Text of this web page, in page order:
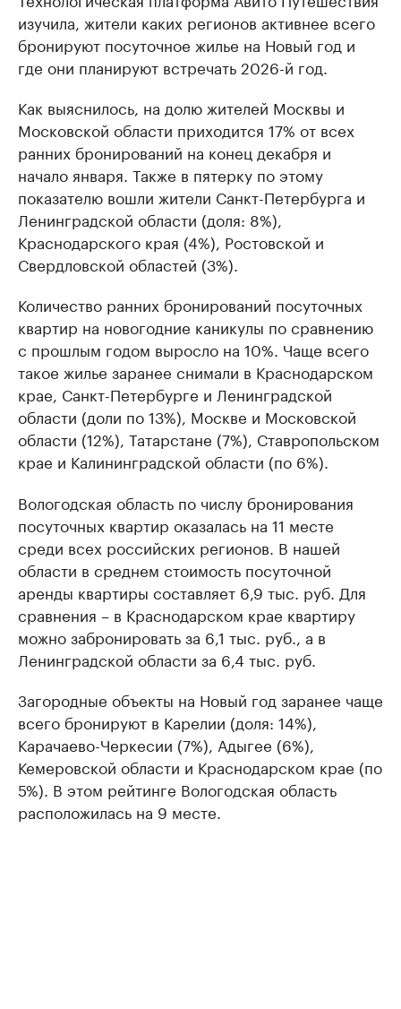
изучила, жители каких регионов активнее всего
бронируют посуточное жилье на Новый год и
где они планируют встречать 2026-й год.
Как выяснилось, на долю жителей Москвы и
Московской области приходится 17% от всех
ранних бронирований на конец декабря и
начало января. Также в пятерку по этому
показателю вошли жители Санкт-Петербурга и
Ленинградской области (доля: 8%),
Краснодарского края (4%), Ростовской и
Свердловской областей (3%).
Количество ранних бронирований посуточных
квартир на новогодние каникулы по сравнению
с прошлым годом выросло на 10%. Чаще всего
такое жилье заранее снимали в Краснодарском
крае, Санкт-Петербурге и Ленинградской
области (доли по 13%), Москве и Московской
области (12%), Татарстане (7%), Ставропольском
крае и Калининградской области (по 6%).
Вологодская область по числу бронирования
посуточных квартир оказалась на 11 месте
среди всех российских регионов. В нашей
области в среднем стоимость посуточной
аренды квартиры составляет 6,9 тыс. руб. Для
сравнения – в Краснодарском крае квартиру
можно забронировать за 6,1 тыс. руб., а в
Ленинградской области за 6,4 тыс. руб.
Загородные объекты на Новый год заранее чаще
всего бронируют в Карелии (доля: 14%),
Карачаево-Черкесии (7%), Адыгее (6%),
Кемеровской области и Краснодарском крае (по
5%). В этом рейтинге Вологодская область
расположилась на 9 месте.